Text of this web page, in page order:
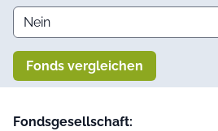
Fonds vergleichen
Fondsgesellschaft: